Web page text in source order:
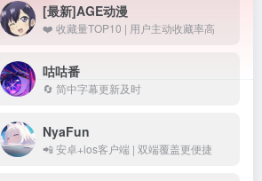
[最新]AGE动漫
❤️ 收藏量TOP10 | 用户主动收藏率高
咕咕番
🔄 简中字幕更新及时
NyaFun
📲 安卓+ios客户端 | 双端覆盖更便捷